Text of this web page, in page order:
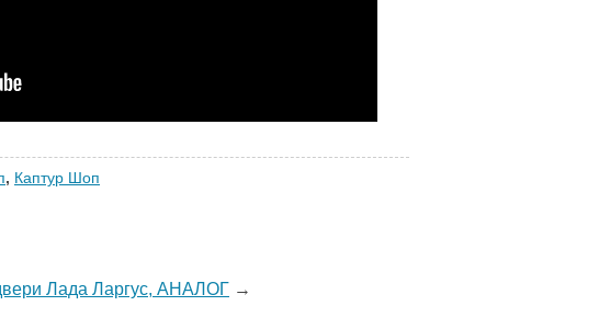
, Каптур Шоп
Лада Ларгус, АНАЛОГ →